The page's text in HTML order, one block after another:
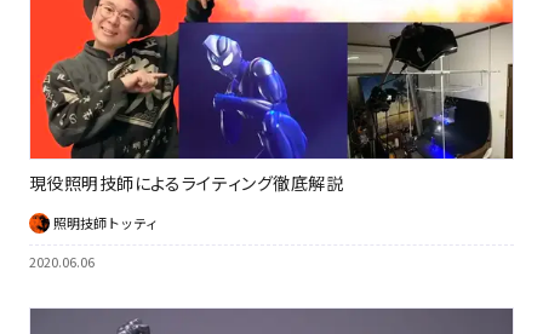
現役照明技師によるライティング徹底解説
照明技師トッティ
2020.06.06